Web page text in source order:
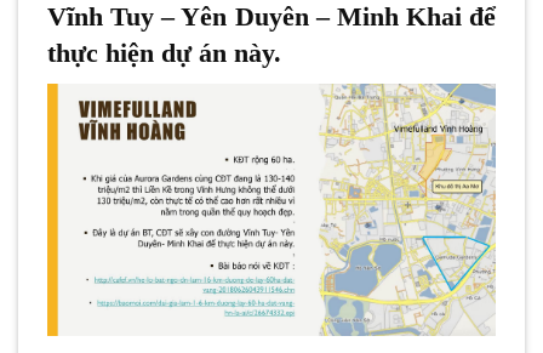
Vĩnh Tuy – Yên Duyên – Minh Khai để
thực hiện dự án này.